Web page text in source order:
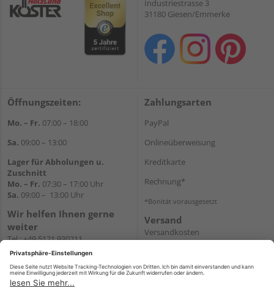
Industriestrasse 3
31180 Giesen/Emmerke
Öffnungszeiten:
Mo. – Fr. 07:00 – 18:00
Sa. 09:00 – 13:00
Lager für Abholungen u.
Zuschnitt
Mo. – Fr. 07:30 – 17:00 Uhr
Sa. 09:00 – 13:00 Uhr
Wir helfen Ihnen gerne
weiter
Tel.:+49 5121 930211
E-Mail:holzlandshop@holzland-
Newsletter
Zahlungsarten
PayPal
Onlineüberweisung
Kreditkarte
Rechnung*
*Bonität vorausgesetzt
Versand
Versandkosten